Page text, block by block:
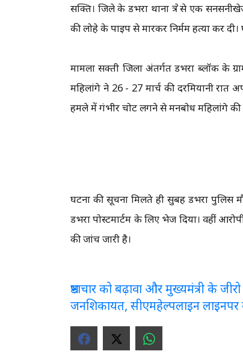
सक्ति। जिले के डभरा थाना क्षेत्र से एक
की लोहे के पाइप से मारकर निर्मम हत्या कर
मामला सक्ती जिला अंतर्गत डभरा ब्लॉक के
महिलांगे ने 26 - 27 मार्च की दरमियानी रात
हमले में गंभीर चोट लगने से मनबोध महिलांगे की
घटना की सूचना मिलते ही सुबह डभरा पुलिस
डभरा पोस्टमार्टम के लिए भेज दिया। वहीं
की जांच जारी है।
भ्रष्टाचार को बढ़ावा और मुख्यमंत्री के
जनशिकायत, सीएमहेल्पलाइन